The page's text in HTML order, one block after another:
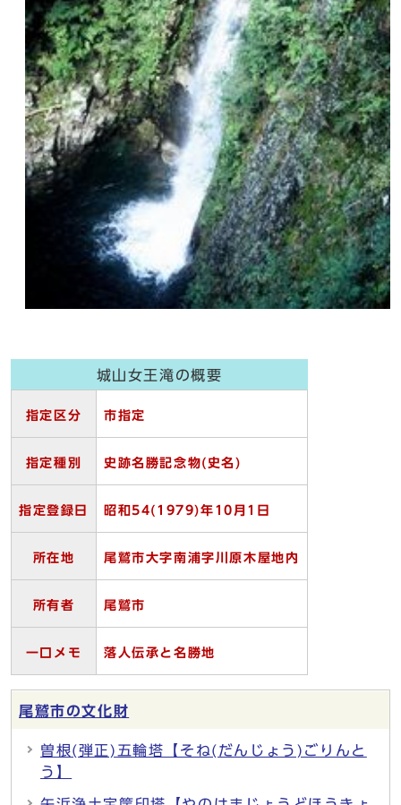
城山女王滝の概要
指定区分 市指定
指定種別 史跡名勝記念物(史名 )
指定登録日 昭和54(1979)年10月1 日
所在地 尾鷲市大字南浦字川原木屋地内
所有者 尾鷲市
一口メモ 落人伝承と名勝地
尾鷲市の文化財
曽根(弾正)五輪塔【そね(だんじょう)ごりんと
う】